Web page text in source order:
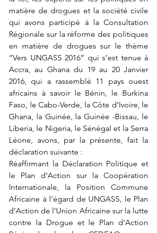
matière de drogues et la société civile
qui avons participé à la Consultation
Régionale sur la réforme des politiques
en matière de drogues sur le thème
“Vers UNGASS 2016” qui s’est tenue à
Accra, au Ghana du 19 au 20 Janvier
2016, qui a rassemblé 11 pays ouest
africains à savoir le Bénin, le Burkina
Faso, le Cabo-Verde, la Côte d’Ivoire, le
Ghana, la Guinée, la Guinée -Bissau, le
Liberia, le Nigeria, le Sénégal et la Serra
Léone, avons, par la présente, fait la
déclaration suivante :
Réaffirmant la Déclaration Politique et
le Plan d’Action sur la Coopération
Internationale, la Position Commune
Africaine à l’égard de UNGASS, le Plan
d’Action de l’Union Africaine sur la lutte
contre la Drogue et le Plan d’Action